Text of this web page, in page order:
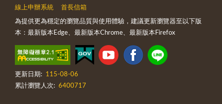
線上申辦系統 首長信箱
為提供更為穩定的瀏覽品質與使用體驗，建議更新瀏覽器至以下版
本：最新版本Edge、最新版本Chrome、最新版本Firefox
更新日期:
115-08-06
累計瀏覽人次: 6400717